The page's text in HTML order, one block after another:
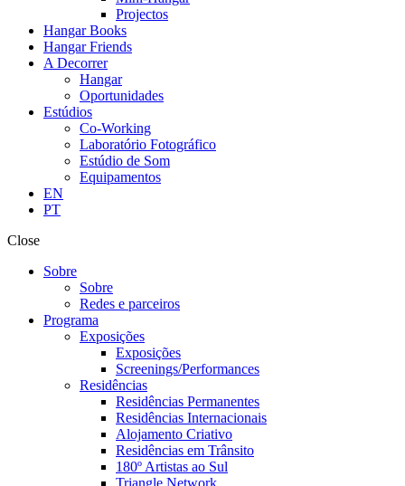
Projectos
Hangar Books
Hangar Friends
A Decorrer
Hangar
Oportunidades
Estúdios
Co-Working
Laboratório Fotográfico
Estúdio de Som
Equipamentos
EN
PT
Close
Sobre
Sobre
Redes e parceiros
Programa
Exposições
Exposições
Screenings/Performances
Residências
Residências Permanentes
Residências Internacionais
Alojamento Criativo
Residências em Trânsito
180º Artistas ao Sul
Triangle Network